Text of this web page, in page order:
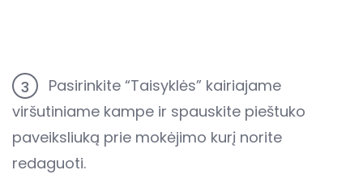
3
Pasirinkite “Taisyklės” kairiajame
viršutiniame kampe ir spauskite pieštuko
paveiksliuką prie mokėjimo kurį norite
redaguoti.